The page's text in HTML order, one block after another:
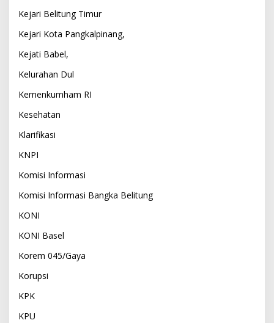
Kejari Belitung Timur
Kejari Kota Pangkalpinang,
Kejati Babel,
Kelurahan Dul
Kemenkumham RI
Kesehatan
Klarifikasi
KNPI
Komisi Informasi
Komisi Informasi Bangka Belitung
KONI
KONI Basel
Korem 045/Gaya
Korupsi
KPK
KPU